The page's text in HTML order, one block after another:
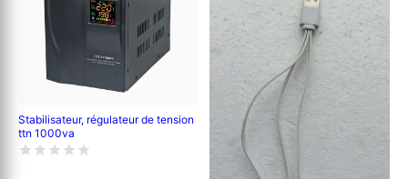
Stabilisateur, régulateur de tension
ttn 1000va